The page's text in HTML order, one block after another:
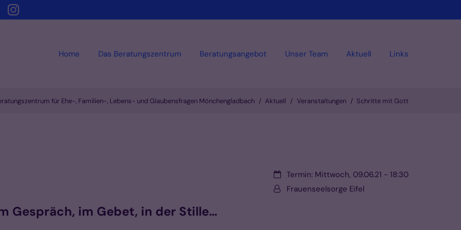
Home Das Beratungszentrum Beratungsangebot Unser Team Aktuell Links
für Ehe-, Familien-, Lebens- und Glaubensfragen Mönchengladbach Aktuell Veranstaltungen Schritte mit Gott
Datum:Termin: Mittwoch, 09.06.21 - 18:30
Von:Frauenseelsorge Eifel
Gespräch, im Gebet, in der Stille…